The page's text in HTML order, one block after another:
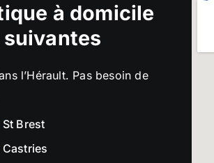
à domicile
l’Hérault. Pas besoin de
St Brest
Castries